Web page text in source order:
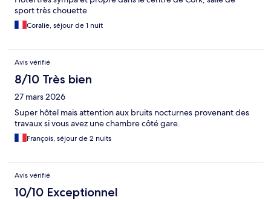
sport très chouette
Coralie, séjour de 1 nuit
Avis vérifié
8/10 Très bien
27 mars 2026
Super hôtel mais attention aux bruits nocturnes provenant des
travaux si vous avez une chambre côté gare.
François, séjour de 2 nuits
Avis vérifié
10/10 Exceptionnel